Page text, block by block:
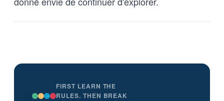
FIRST LEARN THE
RULES. THEN BREAK